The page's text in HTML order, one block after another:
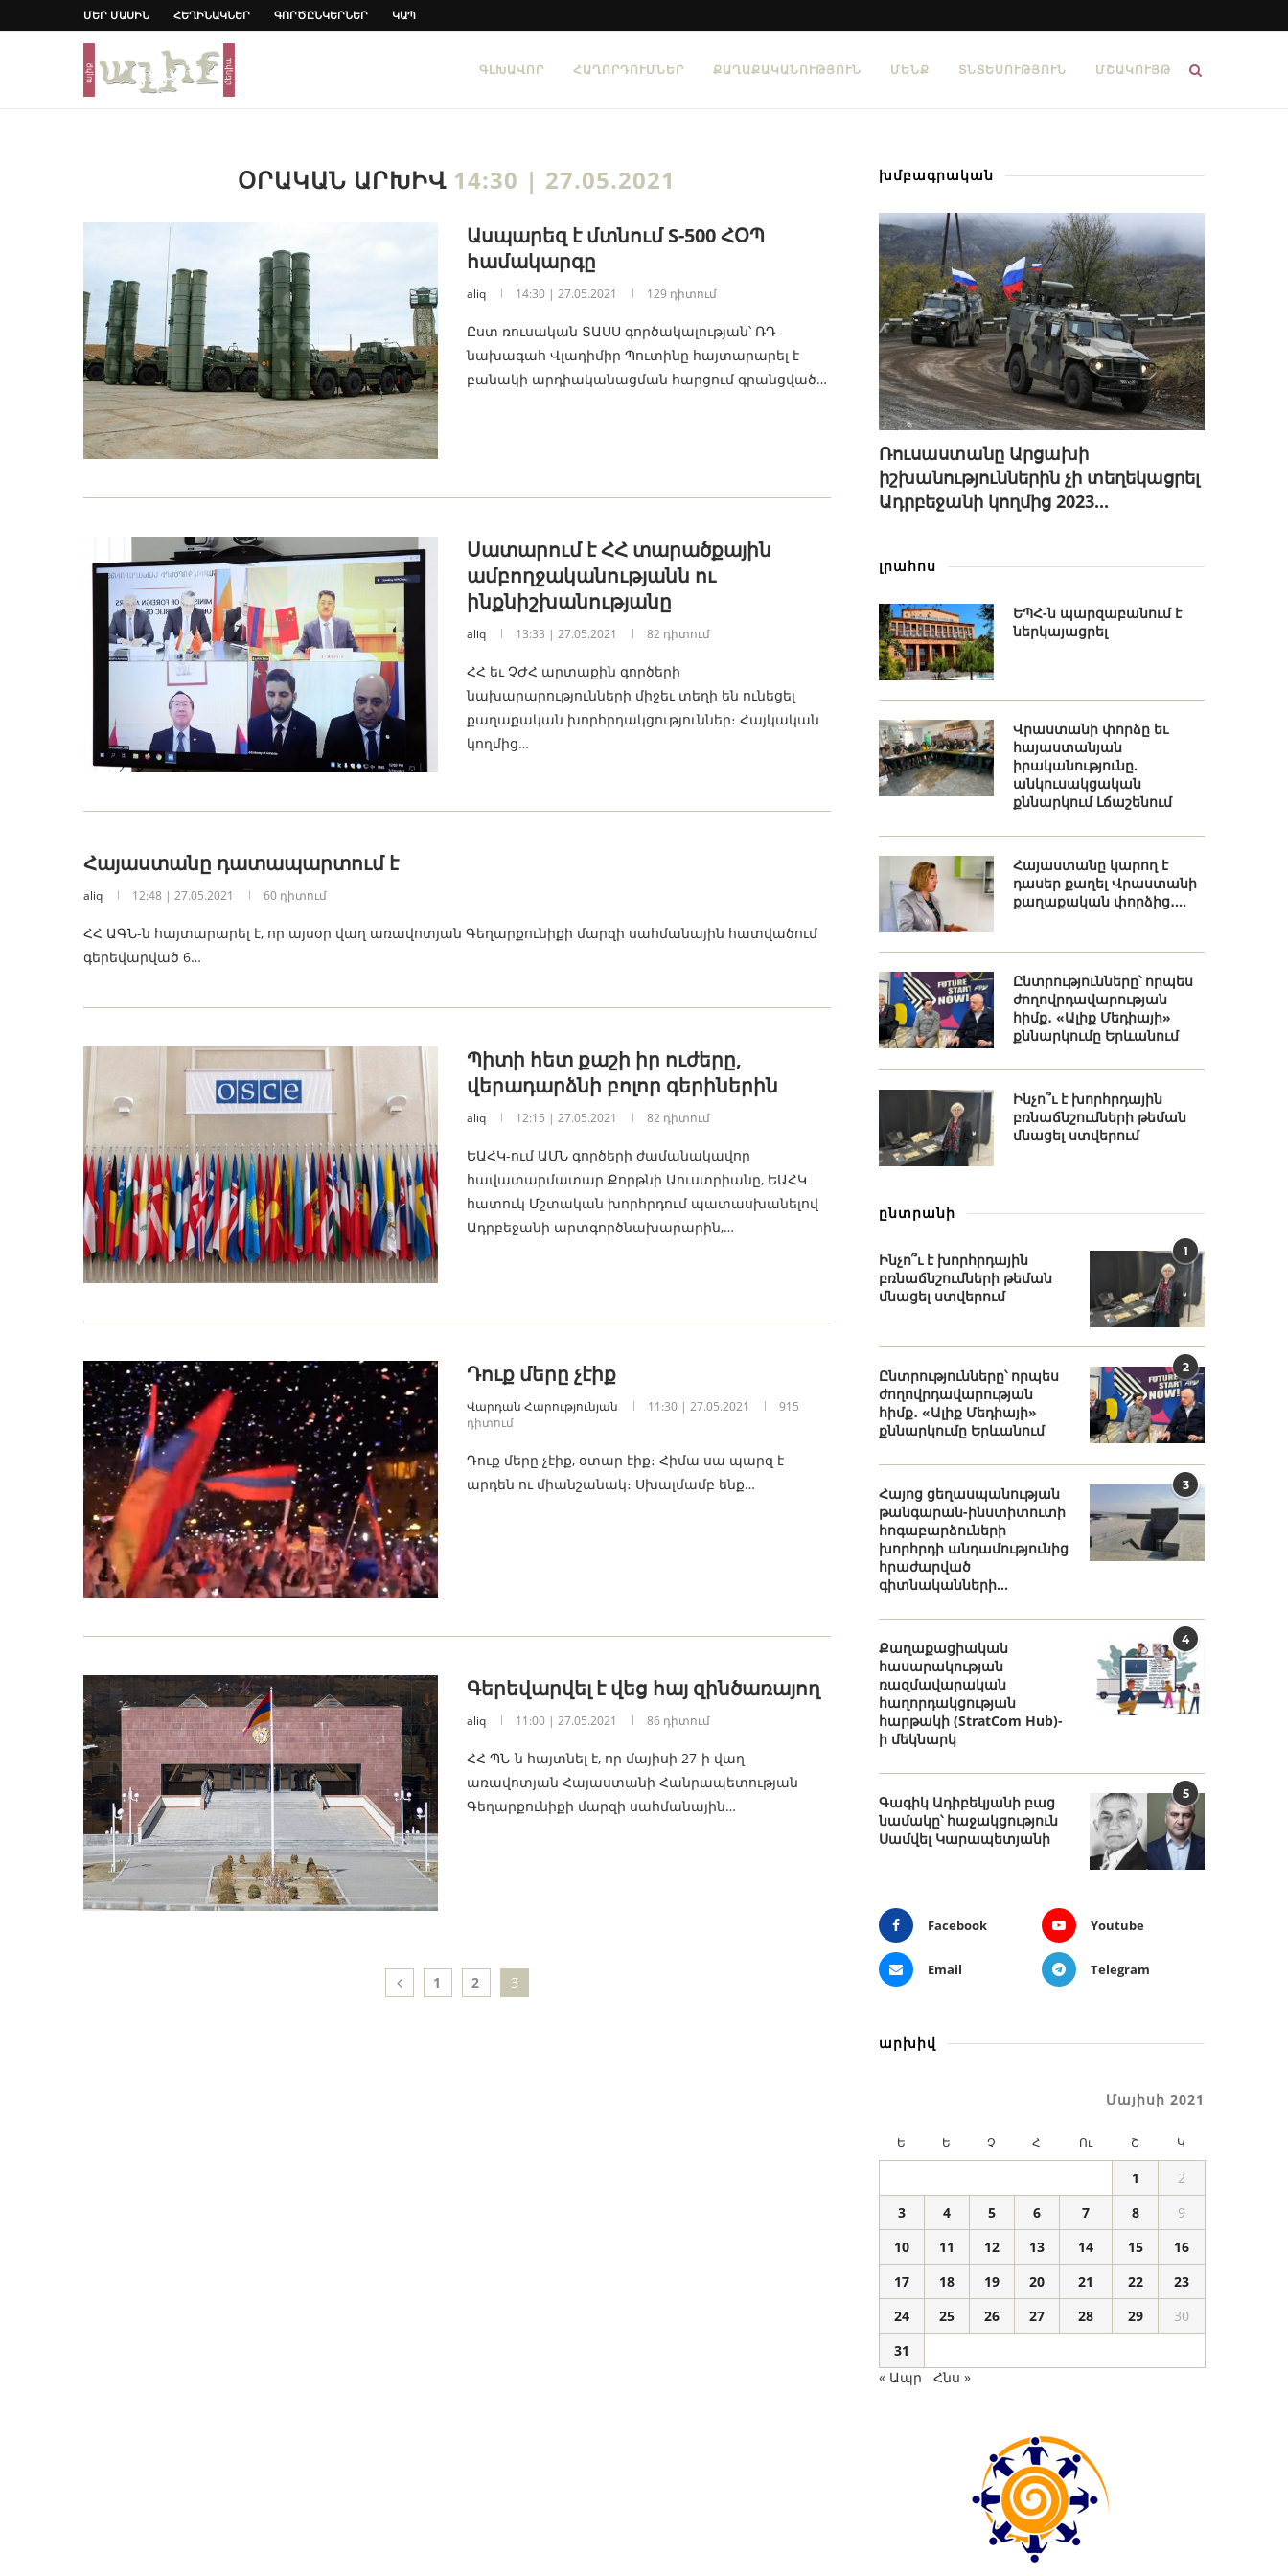
ՄԵՐ ՄԱՍԻՆ ՀԵՂԻՆԱԿՆԵՐ ԳՈՐԾԸՆԿԵՐՆԵՐ ԿԱՊ
ԳԼԽԱՎՈՐ ՀԱՂՈՐԴՈՒՄՆԵՐ ՔԱՂԱՔԱԿԱՆՈՒԹՅՈՒՆ ՄԵՆՔ ՏՆՏԵՍՈՒԹՅՈՒՆ ՄՇԱԿՈՒՅԹ
ՕՐԱԿԱՆ ԱՐԽԻՎ 14:30 | 27.05.2021
Ասպարեզ է մտնում S-500 ՀՕՊ
համակարգը
aliq 14:30 | 27.05.2021 129 դիտում
Ըստ ռուսական ՏԱՍՍ գործակալության՝ ՌԴ
նախագահ Վլադիմիր Պուտինը հայտարարել է
բանակի արդիականացման հարցում գրանցված…
Սատարում է ՀՀ տարածքային
ամբողջականությանն ու
ինքնիշխանությանը
aliq 13:33 | 27.05.2021 82 դիտում
ՀՀ եւ ՉԺՀ արտաքին գործերի
նախարարությունների միջեւ տեղի են ունեցել
քաղաքական խորհրդակցություններ։ Հայկական
կողմից…
Հայաստանը դատապարտում է
aliq 12:48 | 27.05.2021 60 դիտում
ՀՀ ԱԳՆ-ն հայտարարել է, որ այսօր վաղ առավոտյան Գեղարքունիքի մարզի սահմանային հատվածում
գերեվարված 6…
Պիտի հետ քաշի իր ուժերը,
վերադարձնի բոլոր գերիներին
aliq 12:15 | 27.05.2021 82 դիտում
ԵԱՀԿ-ում ԱՄՆ գործերի ժամանակավոր
հավատարմատար Քորթնի Աուստրիանը, ԵԱՀԿ
հատուկ Մշտական խորհրդում պատասխանելով
Ադրբեջանի արտգործնախարարին,…
Դուք մերը չէիք
Վարդան Հարությունյան 11:30 | 27.05.2021
915
դիտում
Դուք մերը չէիք, օտար էիք։ Հիմա սա պարզ է
արդեն ու միանշանակ։ Սխալմամբ ենք…
Գերեվարվել է վեց հայ զինծառայող
aliq 11:00 | 27.05.2021 86 դիտում
ՀՀ ՊՆ-ն հայտնել է, որ մայիսի 27-ի վաղ
առավոտյան Հայաստանի Հանրապետության
Գեղարքունիքի մարզի սահմանային…
1 2 3
խմբագրական
Ռուսաստանը Արցախի
իշխանություններին չի տեղեկացրել
Ադրբեջանի կողմից 2023...
լրահոս
ԵՊՀ-ն պարզաբանում է
ներկայացրել
Վրաստանի փորձը եւ
հայաստանյան
իրականությունը.
անկուսակցական
քննարկում Լճաշենում
Հայաստանը կարող է
դասեր քաղել Վրաստանի
քաղաքական փորձից․...
Ընտրությունները՝ որպես
ժողովրդավարության
հիմք․ «Ալիք Մեդիայի»
քննարկումը Երևանում
Ինչո՞ւ է խորհրդային
բռնաճնշումների թեման
մնացել ստվերում
ընտրանի
1
Ինչո՞ւ է խորհրդային
բռնաճնշումների թեման
մնացել ստվերում
2
Ընտրությունները՝ որպես
ժողովրդավարության
հիմք․ «Ալիք Մեդիայի»
քննարկումը Երևանում
3
Հայոց ցեղասպանության
թանգարան-ինստիտուտի
հոգաբարձուների
խորհրդի անդամությունից
հրաժարված
գիտնականների...
4
Քաղաքացիական
հասարակության
ռազմավարական
հաղորդակցության
հարթակի (StratCom Hub)-
ի մեկնարկ
5
Գագիկ Ադիբեկյանի բաց
նամակը՝ հաջակցություն
Սամվել Կարապետյանի
Facebook Youtube
Email Telegram
արխիվ
Մայիսի 2021
Ե Ե Չ Հ Ու Շ Կ
1
2
3
4 5 6 7 8
9
10
11 12 13 14 15
16
17
18 19 20 21 22
23
24
25 26 27 28 29
30
31
« Ապր
Հնս »